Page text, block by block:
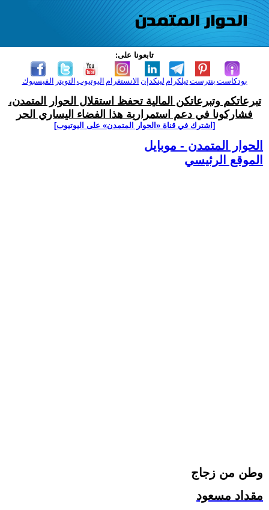
تابعونا على:
الفيسبوك التويتر اليوتيوب الانستغرام لينكدإن تيلكرامبنترست بودكاست
تبرعاتكم وتبرعاتكن المالية تحفظ استقلال الحوار المتمدن،
فشاركونا في دعم استمرارية هذا الفضاء اليساري الحر
[اشترك في قناة ‫«الحوار المتمدن» على اليوتيوب]
الحوار المتمدن - موبايل
الموقع الرئيسي
وطن من زجاج
مقداد مسعود